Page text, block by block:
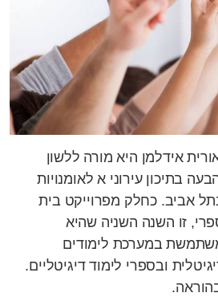
אידלמן היא מורה ללשון
בתיכון עירוני א לאומנויות
אביב. כחלק מפרוייקט בית
זו השנה השניה שהיא
במערכת לימודים
ובספרי לימוד דיגיטליים.